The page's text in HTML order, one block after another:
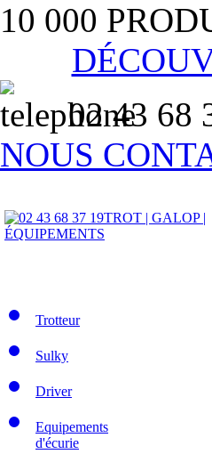
10 000
02 43 68
NOUS
TROT | GALOP |
ÉQUIPEMENTS
Trotteur
Sulky
Driver
Equipements
d'écurie